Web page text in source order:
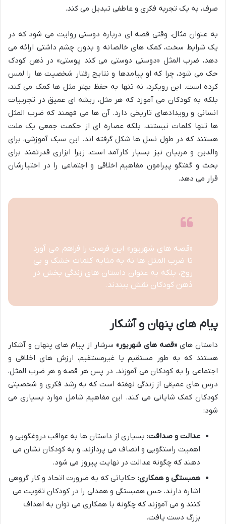
صرف، به یک تجربه فکری و عاطفی تبدیل می کند.
به عنوان مثال، وقتی قصه ای درباره دوستی روایت می شود که در
یک شرایط سخت، کمک های خالصانه و بدون چشم داشتی ارائه می
دهد، ضرب المثل «دوستی دوستی می کند پوستی» در ذهن کودک
حک می شود، چرا که او پیامدها و نتایج رفتار شخصیت ها را لمس
کرده است. این رویکرد، نه تنها به حفظ بهتر مثل ها کمک می کند،
بلکه به کودکان می آموزد که هر مثل، ریشه ای عمیق در تجربیات
انسانی و رویدادهای تاریخی دارد. آن ها می فهمند که ضرب المثل
ها تنها کلمات نیستند، بلکه عصاره ای از حکمت جمعی یک ملت
هستند که در طول نسل ها شکل گرفته اند. این سبک آموزشی، برای
والدین و مربیان نیز بسیار کارآمد است، زیرا ابزاری قدرتمند برای
بحث و گفتگو پیرامون مفاهیم اخلاقی و اجتماعی را در اختیارشان
قرار می دهد.
«قصه های شهریور» این فرصت را فراهم می آورد
تا ضرب المثل ها نه به مثابه کلمات خشک و بی
روح، بلکه به عنوان داستان های زندگی بخش در
ذهن کودکان نقش ببندند.
پیام های پنهان و آشکار
داستان های «قصه های شهریور» سرشار از پیام های پنهان و آشکار
هستند که به طور مستقیم یا غیرمستقیم، ارزش های اخلاقی و
اجتماعی را به کودکان می آموزند. در پس هر قصه و هر ضرب المثل،
درس های عمیقی از زندگی نهفته است که به رشد فکری و شخصیتی
کودکان کمک شایانی می کند. این مفاهیم شامل موارد بسیاری می
شود:
عدالت و صداقت: بسیاری از داستان ها به عواقب دروغگویی و
اهمیت راستگویی و انصاف می پردازند، و به کودکان نشان می
دهند که چگونه عدالت در نهایت پیروز می شود.
همبستگی و همکاری: حکایاتی که به ضرورت اتحاد و کار گروهی
اشاره دارند، حس همبستگی و همدلی را در کودکان تقویت می
کنند و می آموزند که چگونه با همکاری می توان به اهداف
بزرگ دست یافت.